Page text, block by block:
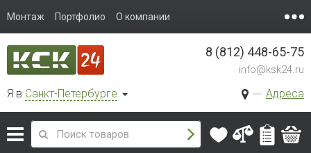
Монтаж Портфолио О компании
Я в Санкт-Петербурге Адреса
8 (812) 448-65-75
info@ksk24.ru